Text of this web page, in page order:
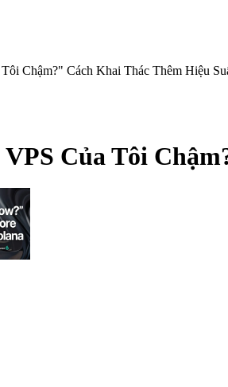
Chậm?" Cách Khai Thác Thêm Hiệu
Của Tôi